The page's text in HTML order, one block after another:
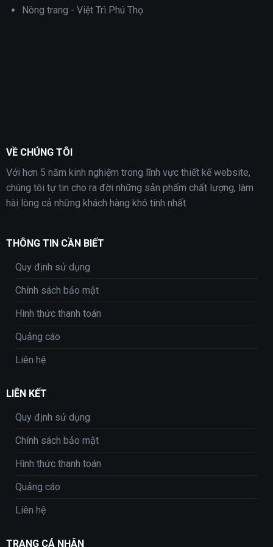
Nông trang - Việt Trì Phú Thọ
VỀ CHÚNG TÔI
Với hơn 5 năm kinh nghiệm trong lĩnh vực thiết kế website,
chúng tôi tự tin cho ra đời những sản phẩm chất lượng, làm
hài lòng cả những khách hàng khó tính nhất.
THÔNG TIN CẦN BIẾT
Quy định sử dụng
Chính sách bảo mật
Hình thức thanh toán
Quảng cáo
Liên hệ
LIÊN KẾT
Quy định sử dụng
Chính sách bảo mật
Hình thức thanh toán
Quảng cáo
Liên hệ
TRANG CÁ NHÂN